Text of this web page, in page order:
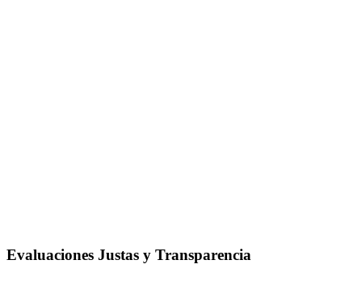
Evaluaciones Justas y Transparencia